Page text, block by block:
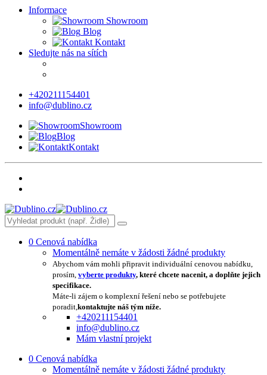
Informace
Showroom
Blog
Kontakt
Sledujte nás na sítích
+420211154401
info@dublino.cz
Showroom
Blog
Kontakt
0 Cenová nabídka
Momentálně nemáte v žádosti žádné produkty
Abychom vám mohli připravit individuální cenovou nabídku,
prosím, vyberte produkty, které chcete nacenit, a doplňte jejich
specifikace.
Máte-li zájem o komplexní řešení nebo se potřebujete
poradit,kontaktujte náš tým níže.
+420211154401
info@dublino.cz
Mám vlastní projekt
0 Cenová nabídka
Momentálně nemáte v žádosti žádné produkty